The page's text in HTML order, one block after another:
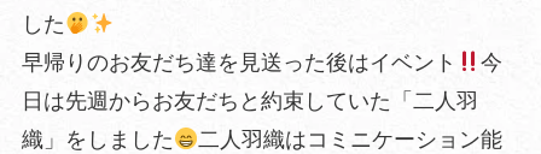
した
早帰りのお友だち達を見送った後はイベント
今
日は先週からお友だちと約束していた「二人羽
織」をしました
二人羽織はコミニケーション能